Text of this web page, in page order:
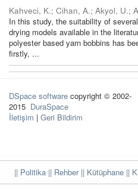
Kahveci, K.; Cihan, A.; Akyol, U.;
In this study, the suitability of
drying models available in the
polyester based yarn bobbins has
firstly, ...
DSpace software copyright © 2002-
2015 DuraSpace
İletişim | Geri Bildirim
|| Politika || Rehber|| Kütüphane ||